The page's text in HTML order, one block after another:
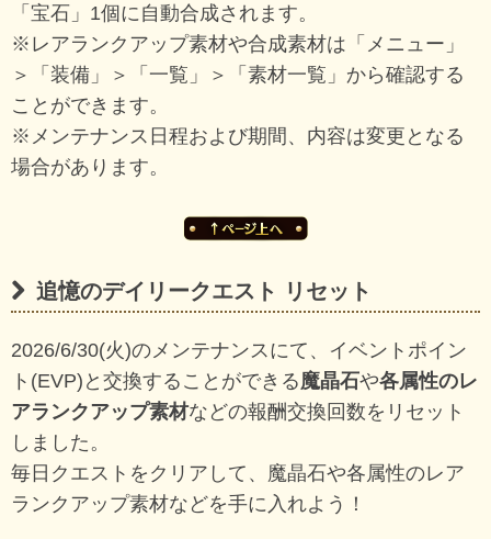
「宝石」1個に自動合成されます。
※レアランクアップ素材や合成素材は「メニュー」
＞「装備」＞「一覧」＞「素材一覧」から確認する
ことができます。
※メンテナンス日程および期間、内容は変更となる
場合があります。
追憶のデイリークエスト リセット
2026/6/30(火)のメンテナンスにて、イベントポイン
ト(EVP)と交換することができる魔晶石や各属性のレ
アランクアップ素材などの報酬交換回数をリセット
しました。
毎日クエストをクリアして、魔晶石や各属性のレア
ランクアップ素材などを手に入れよう！